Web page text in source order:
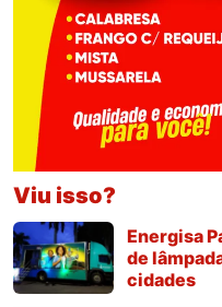
Viu isso?
Energisa
de
cidades